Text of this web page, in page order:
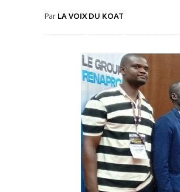
Par LA VOIX DU KOAT